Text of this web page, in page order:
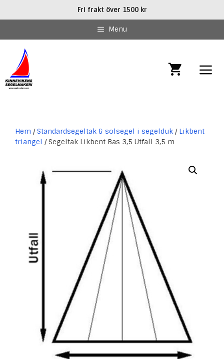
Fri frakt över 1500 kr
Menu
Hem /Standardsegeltak & solsegel i segelduk / Likbent
triangel / Segeltak Likbent Bas 3,5 Utfall 3,5 m